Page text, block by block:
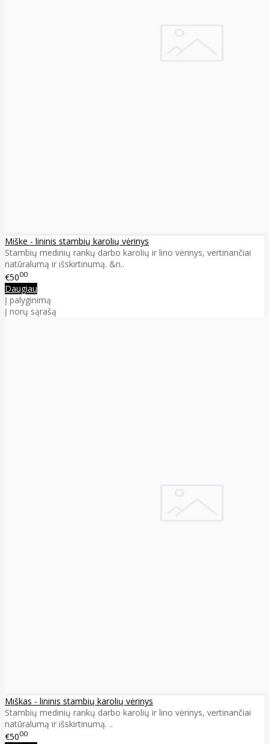
Miške - lininis stambių karolių vėrinys
Stambių medinių rankų darbo karolių ir lino vėrinys, vertinančiai
natūralumą ir išskirtinumą. &n..
€5000
Daugiau
Į palyginimą
Į norų sąrašą
Miškas - lininis stambių karolių vėrinys
Stambių medinių rankų darbo karolių ir lino vėrinys, vertinančiai
natūralumą ir išskirtinumą. ..
€5000